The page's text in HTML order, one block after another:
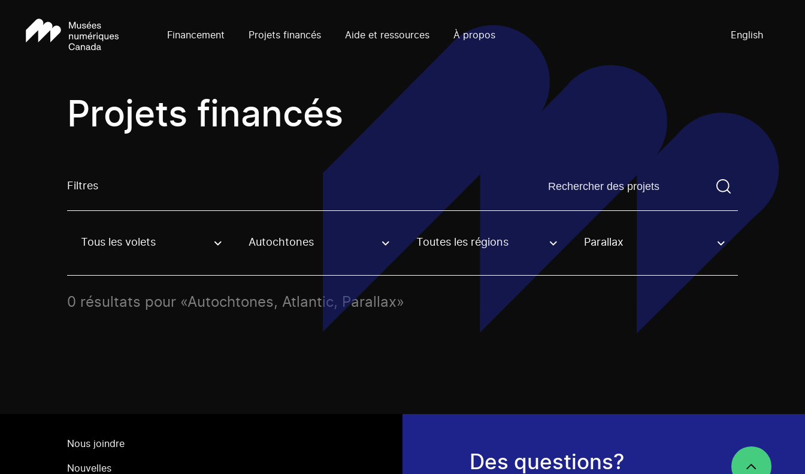
Financement Projets financés Aide et ressources À propos English
Projets financés
Filtres Trouvez un projetVous devez saisir un terme de
Use these options to filter projects by topic, stream or regon. The filter will be applied when selecting an option.
Tous les volets Autochtones Toutes les régions Parallax
0 résultats pour «Autochtones, Atlantic, Parallax»
Nous joindre
Nouvelles
Des questions?